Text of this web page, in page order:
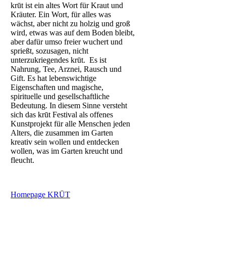
krūt ist ein altes Wort für Kraut und
Kräuter. Ein Wort, für alles was
wächst, aber nicht zu holzig und groß
wird, etwas was auf dem Boden bleibt,
aber dafür umso freier wuchert und
sprießt, sozusagen, nicht
unterzukriegendes krūt. Es ist
Nahrung, Tee, Arznei, Rausch und
Gift. Es hat lebenswichtige
Eigenschaften und magische,
spirituelle und gesellschaftliche
Bedeutung. In diesem Sinne versteht
sich das krūt Festival als offenes
Kunstprojekt für alle Menschen jeden
Alters, die zusammen im Garten
kreativ sein wollen und entdecken
wollen, was im Garten kreucht und
fleucht.
Homepage KRŪT